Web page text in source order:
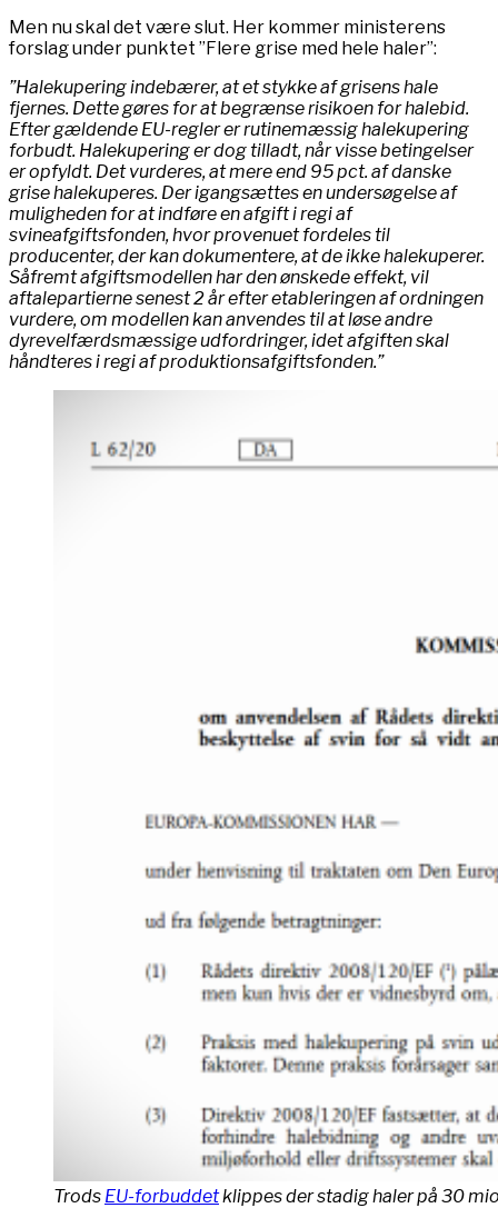
Men nu skal det være slut. Her kommer ministerens
forslag under punktet ”Flere grise med hele haler”:
”Halekupering indebærer, at et stykke af grisens hale
fjernes. Dette gøres for at begrænse risikoen for halebid.
Efter gældende EU-regler er rutinemæssig halekupering
forbudt. Halekupering er dog tilladt, når visse betingelser
er opfyldt. Det vurderes, at mere end 95 pct. af danske
grise halekuperes. Der igangsættes en undersøgelse af
muligheden for at indføre en afgift i regi af
svineafgiftsfonden, hvor provenuet fordeles til
producenter, der kan dokumentere, at de ikke halekuperer.
Såfremt afgiftsmodellen har den ønskede effekt, vil
aftalepartierne senest 2 år efter etableringen af ordningen
vurdere, om modellen kan anvendes til at løse andre
dyrevelfærdsmæssige udfordringer, idet afgiften skal
håndteres i regi af produktionsafgiftsfonden.”
Trods EU-forbuddetklippes der stadig haler på 30